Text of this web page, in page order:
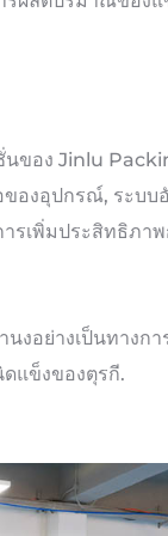
ของ Jinlu
ของอุปกรณ์, ระบ
รเพิ่มประสิทธิภา
งอย่างเป็นทางก
แข็งของตุรกี.